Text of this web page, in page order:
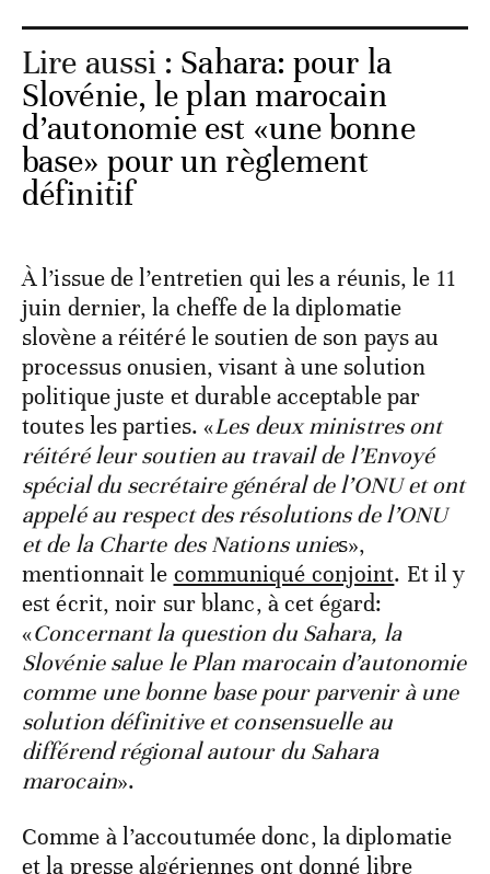
Lire aussi : Sahara: pour la
Slovénie, le plan marocain
d’autonomie est «une bonne
base» pour un règlement
définitif
À l’issue de l’entretien qui les a réunis, le 11
juin dernier, la cheffe de la diplomatie
slovène a réitéré le soutien de son pays au
processus onusien, visant à une solution
politique juste et durable acceptable par
toutes les parties. «Les deux ministres ont
réitéré leur soutien au travail de l’Envoyé
spécial du secrétaire général de l’ONU et ont
appelé au respect des résolutions de l’ONU
et de la Charte des Nations unies»,
mentionnait le communiqué conjoint. Et il y
est écrit, noir sur blanc, à cet égard:
«Concernant la question du Sahara, la
Slovénie salue le Plan marocain d’autonomie
comme une bonne base pour parvenir à une
solution définitive et consensuelle au
différend régional autour du Sahara
marocain».
Comme à l’accoutumée donc, la diplomatie
et la presse algériennes ont donné libre